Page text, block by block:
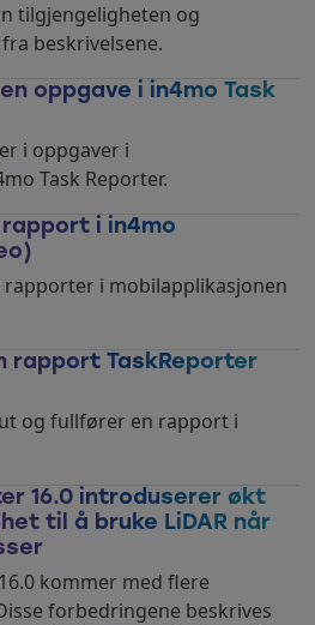
tilgjengeligheten og
beskrivelsene.
oppgave i in4mo Task
i oppgaver i
Task Reporter.
i in4mo
i mobilapplikasjonen
rapport TaskReporter
og fullfører en rapport i
16.0 introduserer økt
til å bruke LiDAR når
kommer med flere
forbedringene beskrives